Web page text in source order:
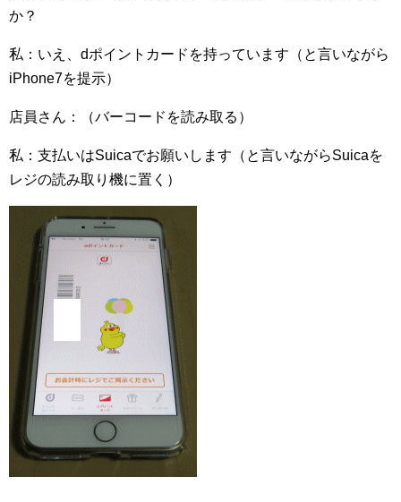
か？
私：いえ、dポイントカードを持っています（と言いながら
iPhone7を提示）
店員さん：（バーコードを読み取る）
私：支払いはSuicaでお願いします（と言いながらSuicaを
レジの読み取り機に置く）